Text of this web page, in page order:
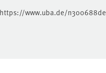
https://www.uba.de/n300688de